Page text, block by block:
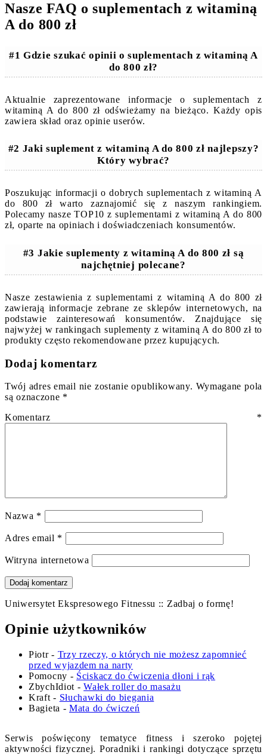
Nasze FAQ o suplementach z witaminą
A do 800 zł
#1 Gdzie szukać opinii o suplementach z witaminą A
do 800 zł?
Aktualnie zaprezentowane informacje o suplementach z
witaminą A do 800 zł odświeżamy na bieżąco. Każdy opis
zawiera skład oraz opinie userów.
#2 Jaki suplement z witaminą A do 800 zł najlepszy?
Który wybrać?
Poszukując informacji o dobrych suplementach z witaminą A
do 800 zł warto zaznajomić się z naszym rankingiem.
Polecamy nasze TOP10 z suplementami z witaminą A do 800
zł, oparte na opiniach i doświadczeniach konsumentów.
#3 Jakie suplementy z witaminą A do 800 zł są
najchętniej polecane?
Nasze zestawienia z suplementami z witaminą A do 800 zł
zawierają informacje zebrane ze sklepów internetowych, na
podstawie zainteresowań konsumentów. Znajdujące się
najwyżej w rankingach suplementy z witaminą A do 800 zł to
produkty często rekomendowane przez kupujących.
Dodaj komentarz
Twój adres email nie zostanie opublikowany. Wymagane pola
są oznaczone *
Komentarz *
Nazwa *
Adres email *
Witryna internetowa
Uniwersytet Ekspresowego Fitnessu :: Zadbaj o formę!
Opinie użytkowników
Piotr- Trzy rzeczy, o których nie możesz zapomnieć
przed wyjazdem na narty
Pomocny - Ściskacz do ćwiczenia dłoni i rąk
ZbychIdiot -Wałek roller do masażu
Kraft - Słuchawki do biegania
Bagieta -Mata do ćwiczeń
Serwis poświęcony tematyce fitness i szeroko pojętej
aktywności fizycznej. Poradniki i rankingi dotyczące sprzętu